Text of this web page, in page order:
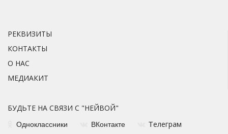
РЕКВИЗИТЫ
КОНТАКТЫ
О НАС
МЕДИАКИТ
БУДЬТЕ НА СВЯЗИ С "НЕЙВОЙ"
Одноклассники ВКонтакте Телеграм